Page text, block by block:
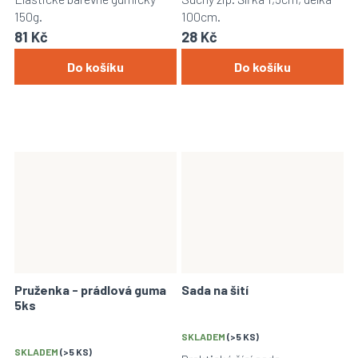
81 Kč
Do košíku
150g.
28 Kč
Do košíku
100cm.
Pruženka - prádlová guma
5ks
SKLADEM (>5 KS)
Sada na šití
SKLADEM (>5 KS)